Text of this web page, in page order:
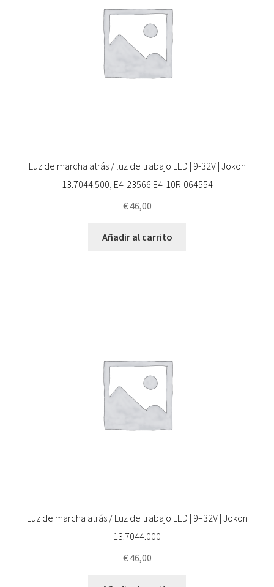
Luz de marcha atrás / luz de trabajo LED | 9-32V | Jokon
13.7044.500, E4-23566 E4-10R-064554
€46,00
Añadir al carrito
Luz de marcha atrás / Luz de trabajo LED | 9–32V | Jokon
13.7044.000
€46,00